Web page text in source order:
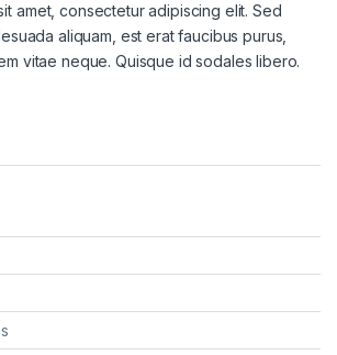
amet, consectetur adipiscing elit. Sed
aliquam, est erat faucibus purus,
vitae neque. Quisque id sodales libero.